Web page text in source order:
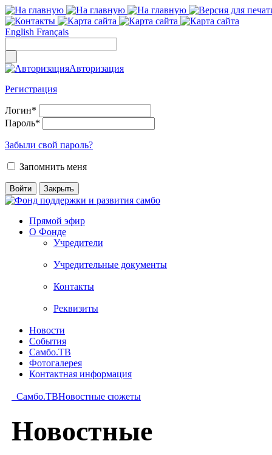
English Français
Авторизация
Регистрация
Логин*
Пароль*
Забыли свой пароль?
Запомнить меня
Прямой эфир
О Фонде
Учредители
Учредительные документы
Контакты
Реквизиты
Новости
События
Самбо.ТВ
Фотогалерея
Контактная информация
Самбо.ТВНовостные сюжеты
Новостные